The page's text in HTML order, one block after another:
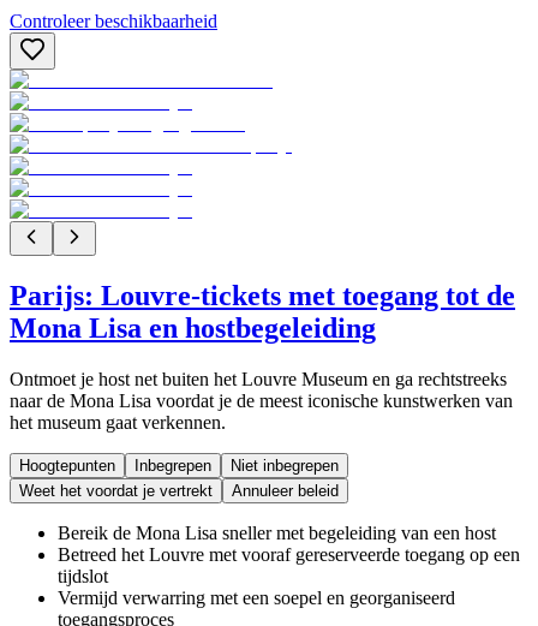
Controleer beschikbaarheid
Parijs: Louvre-tickets met toegang tot de
Mona Lisa en hostbegeleiding
Ontmoet je host net buiten het Louvre Museum en ga rechtstreeks
naar de Mona Lisa voordat je de meest iconische kunstwerken van
het museum gaat verkennen.
Hoogtepunten Inbegrepen
Niet inbegrepen
Weet het voordat je vertrekt
Annuleer beleid
Bereik de Mona Lisa sneller met begeleiding van een host
Betreed het Louvre met vooraf gereserveerde toegang op een
tijdslot
Vermijd verwarring met een soepel en georganiseerd
toegangsproces